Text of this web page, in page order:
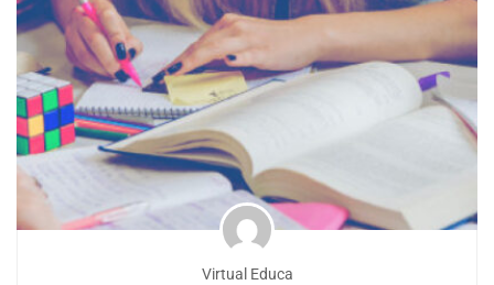
Virtual Educa